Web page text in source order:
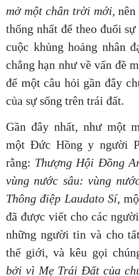
mở một chân trời mới,
thống nhất để theo đuổi
cuộc khủng hoảng nhân
chẳng hạn như về vấn đề
để một câu hỏi gần đây
của sự sống trên trái đất.
Gần đây nhất, như một
một Đức Hồng y người
rằng: Thượng Hội Đồng
vùng nước sâu: vùng
Thông điệp Laudato Sí,
đã được viết cho các
những người tin và cho
thế giới, và kêu gọi
bởi vì Mẹ Trái Đất của